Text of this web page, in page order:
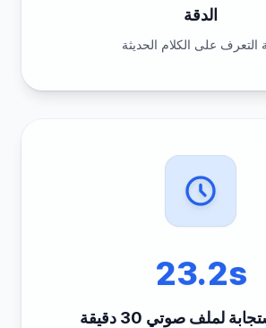
الدقة
التعرف على الكلام الحديثة
23.2s
لملف صوتي 30 دقيقة